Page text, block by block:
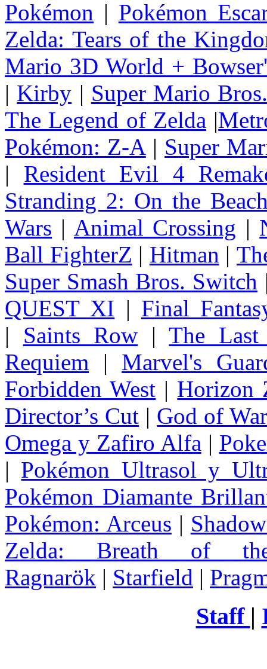
Pokémon | Pokémon
Zelda: Tears of the
Mario 3D World +
| Kirby | Super Mario
The Legend of Zelda |
Pokémon: Z-A | Super
| Resident Evil 4
Stranding 2: On the
Wars | Animal Crossing |
Ball FighterZ | Hitman |
Super Smash Bros. Switch
QUEST XI | Final
| Saints Row |The
Requiem | Marvel's
Forbidden West | Horizon
Director’s Cut | God of
Omega y Zafiro Alfa |
| Pokémon Ultrasol y
Pokémon Diamante
Pokémon: Arceus |
Zelda: Breath of
Ragnarök | Starfield |
Staff |